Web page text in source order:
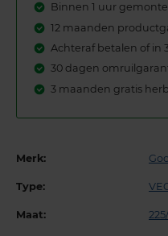
Binnen 1 uur
12 maanden
Achteraf betalen of in
30 dagen
3 maanden gratis
Merk:
Type:
Maat: